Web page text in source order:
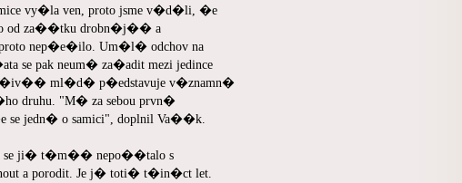
vy�la ven, proto jsme v�d�li, �e
od za��tku drobn�j�� a
nep�e�ilo. Um�l� odchov na
se pak neum� za�adit mezi jedince
ml�d� p�edstavuje v�znamn�
druhu. "M� za sebou prvn�
jedn� o samici", doplnil Va��k.
se ji� t�m�� nepo��talo s
a porodit. Je j� toti� t�in�ct let.